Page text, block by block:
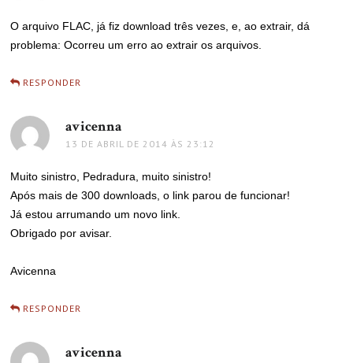
O arquivo FLAC, já fiz download três vezes, e, ao extrair, dá
problema: Ocorreu um erro ao extrair os arquivos.
RESPONDER
avicenna
13 DE ABRIL DE 2014 ÀS 23:12
Muito sinistro, Pedradura, muito sinistro!
Após mais de 300 downloads, o link parou de funcionar!
Já estou arrumando um novo link.
Obrigado por avisar.
Avicenna
RESPONDER
avicenna